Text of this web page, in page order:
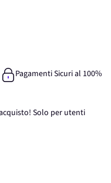
Pagamenti Sicuri al 100%
Solo per utenti